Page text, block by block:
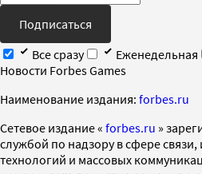
Подписаться
Все сразу
Еженедельная
Новости Forbes Games
Наименование издания: forbes.ru
Cетевое издание « forbes.ru »
службой по надзору в сфере
технологий и массовых